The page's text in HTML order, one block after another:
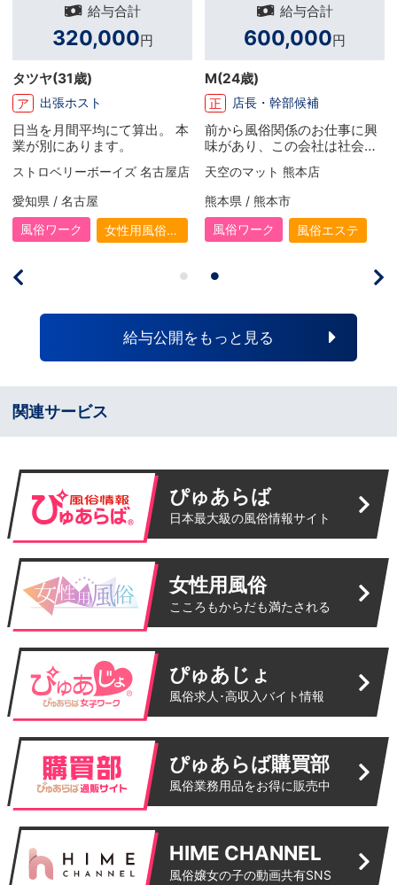
給与合計
600,000円
歳)
店長・幹部候補
ら風俗関係のお仕事に興
あり、この会社は社会保
きると思い入社したいと
ました！ 業界未経験とい
もあり最初は不安もあり
たが先輩方の手厚いサポ
もあり今では毎日楽しく
こんなに成長が実感で
仕事が楽しく、お給料が
います！
のマット 熊本店
県 / 熊本市
俗ワーク
風俗エステ
給与合計
1,082,500円
(27歳)
店長・幹部候補
とにかく稼げる仕事に就きた
いと思い、 目標なども無くこ
の仕事に辿り着きました！ 初
めは言われるがまま… といっ
た形で働いていましたが、 や
りがいを感じる事も増え、夢
も出来て 上を目指して頑張る
ようになりました！ 入社して
り今は目標に向けて精進して
大阪府 / 京橋
風俗ワーク
ホテヘル
店
す
給与公開をもっと見る
関連サービス
ぴゅあらば
日本最大級の風俗情報サイト
女性用風俗
こころもからだも満たされる
ぴゅあじょ
風俗求人･高収入バイト情報
ぴゅあらば購買部
風俗業務用品をお得に販売中
HIME CHANNEL
風俗嬢女の子の動画共有SNS